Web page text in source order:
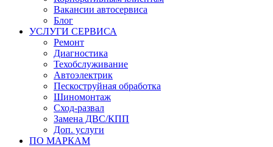
Вакансии автосервиса
Блог
УСЛУГИ СЕРВИСА
Ремонт
Диагностика
Техобслуживание
Автоэлектрик
Пескоструйная обработка
Шиномонтаж
Сход-развал
Замена ДВС/КПП
Доп. услуги
ПО МАРКАМ